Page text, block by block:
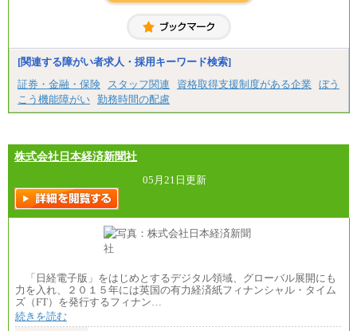
⑲東京：月給202,000 円以上 、京都：月給193,000 円
⑳月給205,000円以上
㉒月給185,000 円以上
㉓月給224,500円以上
※全コース共通※ 能力・経験・勤務地などにより
異なります
※試用期間中も給与に変更はございません。
[関連する障がい者求人・採用キーワード検索]
証券・金融・保険
スタッフ関連 資格取得支援制度がある企業
ぼう
こう機能障がい 勤務時間の配慮
株式会社日本経済新聞社
05月21日更新
「日経電子版」をはじめとするデジタル領域、グローバル展開にも
力を入れ、２０１５年には英国の有力経済紙フィナンシャル・タイム
ズ（FT）を発行するフィナン…
続きを読む